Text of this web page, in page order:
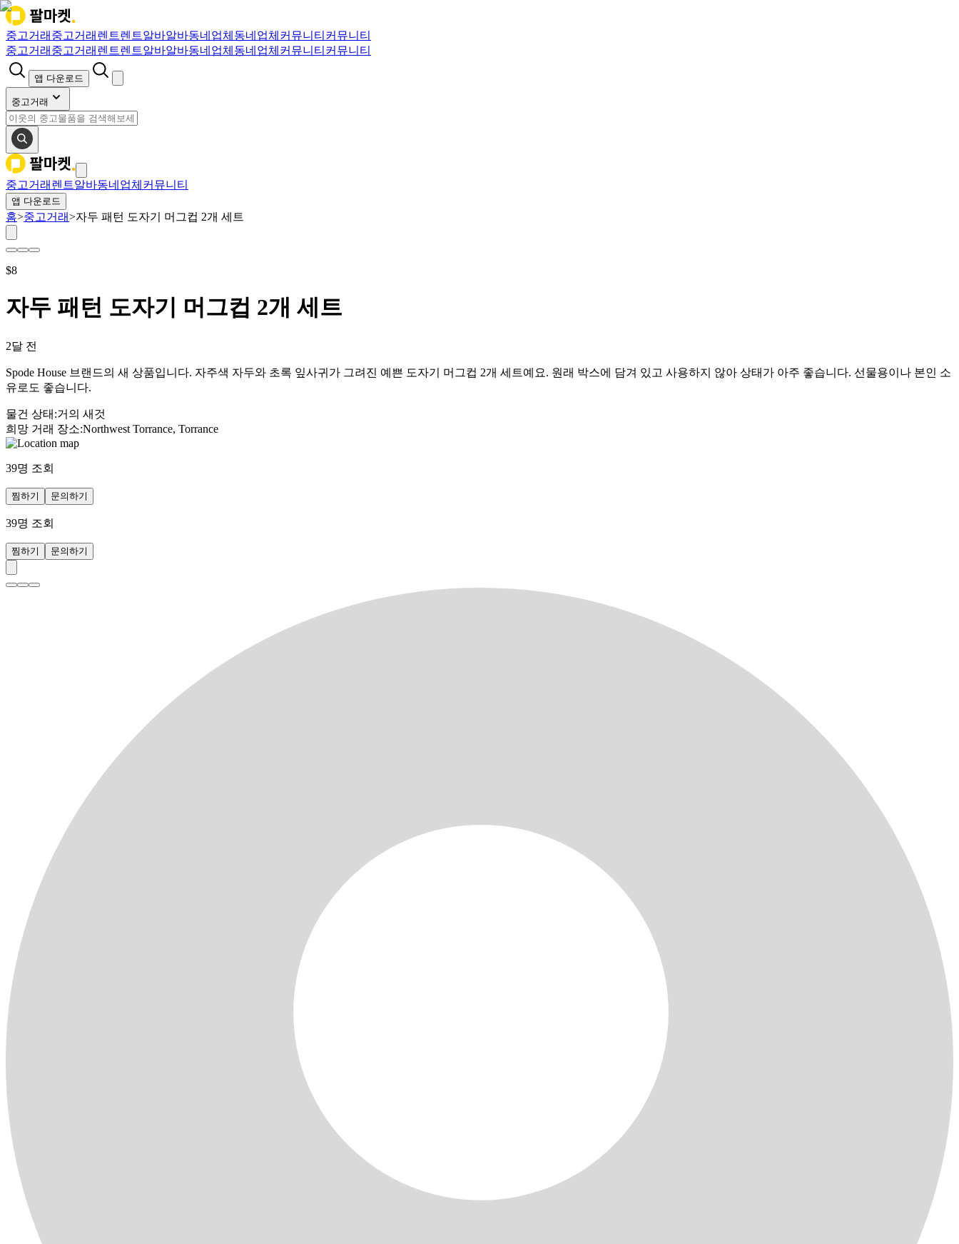
중고거래 중고거래 렌트렌트알바알바동네업체 동네업체 커뮤니티 커뮤니티
중고거래 중고거래 렌트렌트알바알바동네업체 동네업체 커뮤니티 커뮤니티
앱 다운로드
중고거래
중고거래 렌트알바동네업체 커뮤니티
앱 다운로드
홈>중고거래>자두 패턴 도자기 머그컵 2개 세트
$8
자두 패턴 도자기 머그컵 2개 세트
2달 전
Spode House 브랜드의 새 상품입니다. 자주색 자두와 초록 잎사귀가 그려진 예쁜 도자기 머그컵 2개 세트예요. 원래 박스에 담겨 있고 사용하지 않아 상태가 아주 좋습니다. 선물용이나 본인 소
유로도 좋습니다.
물건 상태 :거의 새것
희망 거래 장소:Northwest Torrance, Torrance
39명 조회
찜하기 문의하기
39명 조회
찜하기 문의하기